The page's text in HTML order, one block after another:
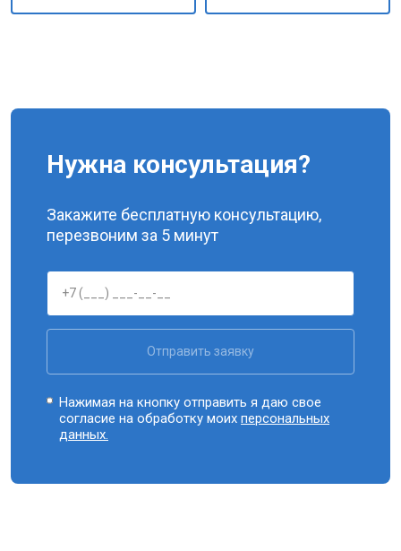
Нужна консультация?
Закажите бесплатную консультацию,
перезвоним за 5 минут
Отправить заявку
Нажимая на кнопку отправить я даю свое
согласие на обработку моихперсональных
данных.